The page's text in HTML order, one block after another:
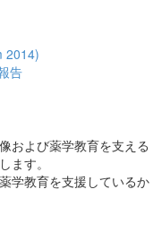
2014)
告
および薬学教育を支える
ます。
学教育を支援しているか